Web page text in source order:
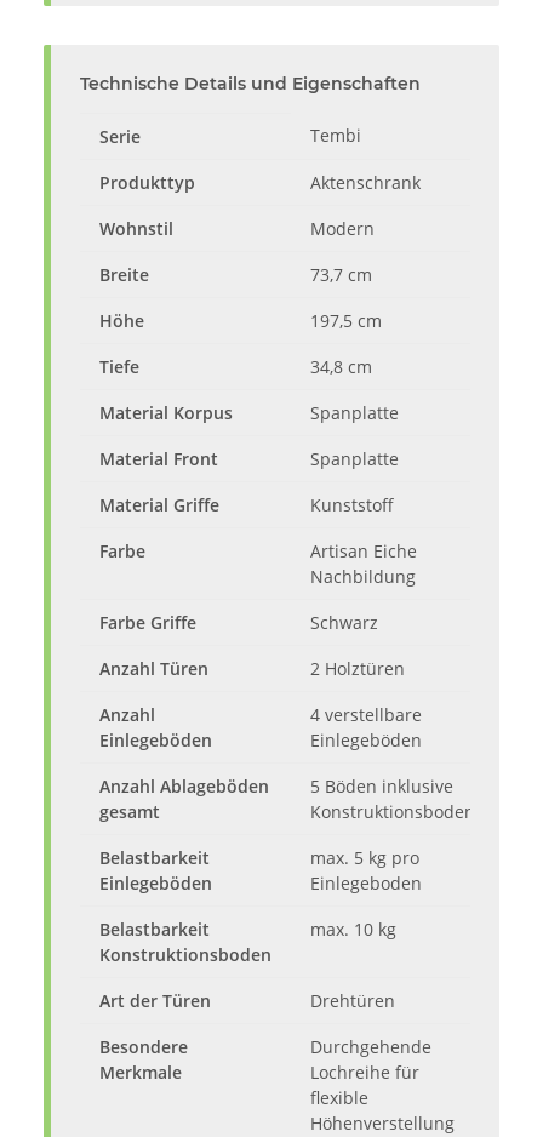
Technische Details und Eigenschaften
Serie Tembi
Produkttyp
Aktenschrank
Wohnstil
Modern
Breite
73,7 cm
Höhe
197,5 cm
Tiefe
34,8 cm
Material Korpus
Spanplatte
Material Front
Spanplatte
Material Griffe
Kunststoff
Farbe
Artisan Eiche
Nachbildung
Farbe Griffe
Schwarz
Anzahl Türen
2 Holztüren
Anzahl
Einlegeböden
4 verstellbare
Einlegeböden
Anzahl Ablageböden
gesamt
5 Böden inklusive
Konstruktionsboden
Belastbarkeit
Einlegeböden
max. 5 kg pro
Einlegeboden
Belastbarkeit
Konstruktionsboden
max. 10 kg
Art der Türen
Drehtüren
Besondere
Merkmale
Durchgehende
Lochreihe für
flexible
Höhenverstellung